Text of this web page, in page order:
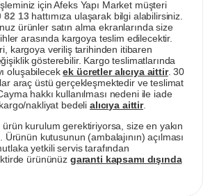
için Afeks Yapı Market müşteri
82 13hattımıza ulaşarak bilgi alabilirsiniz.
ürünler satın alma ekranlarında size
arasında kargoya teslim edilecektir.
kargoya veriliş tarihinden itibaren
gösterebilir. Kargo teslimatlarında
oluşabilecekek ücretler alıcıya aittir. 30
araç üstü gerçekleşmektedir ve teslimat
hakkı kullanılması nedeni ile iade
nakliyat bedeli alıcıya aittir.
ürün kurulum gerektiriyorsa, size en yakın
Ürünün kutusunun (ambalajının) açılması
yetkili servis tarafından
ürününüz garanti kapsamı dışında